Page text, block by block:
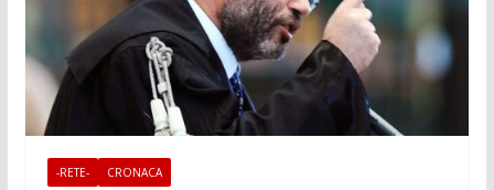
-RETE- CRONACA